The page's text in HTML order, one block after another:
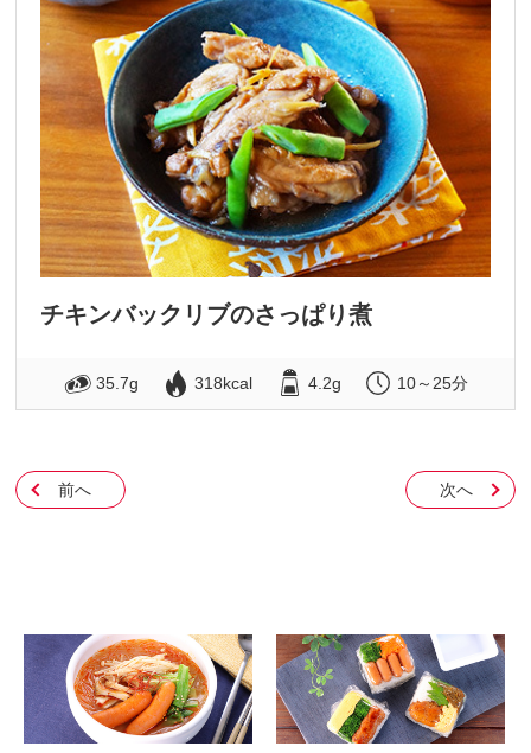
チキンバックリブのさっぱり煮
35.7g 318kcal 4.2g 10～25分
前へ 次へ